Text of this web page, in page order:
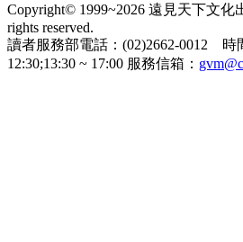
Copyright© 1999~2026 遠見天下文
rights reserved.
讀者服務部電話：(02)2662-0012 時
12:30;13:30 ~ 17:00 服務信箱：